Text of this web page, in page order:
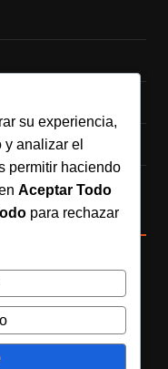
su experiencia,
analizar el
permitir haciendo
Aceptar Todo
para rechazar